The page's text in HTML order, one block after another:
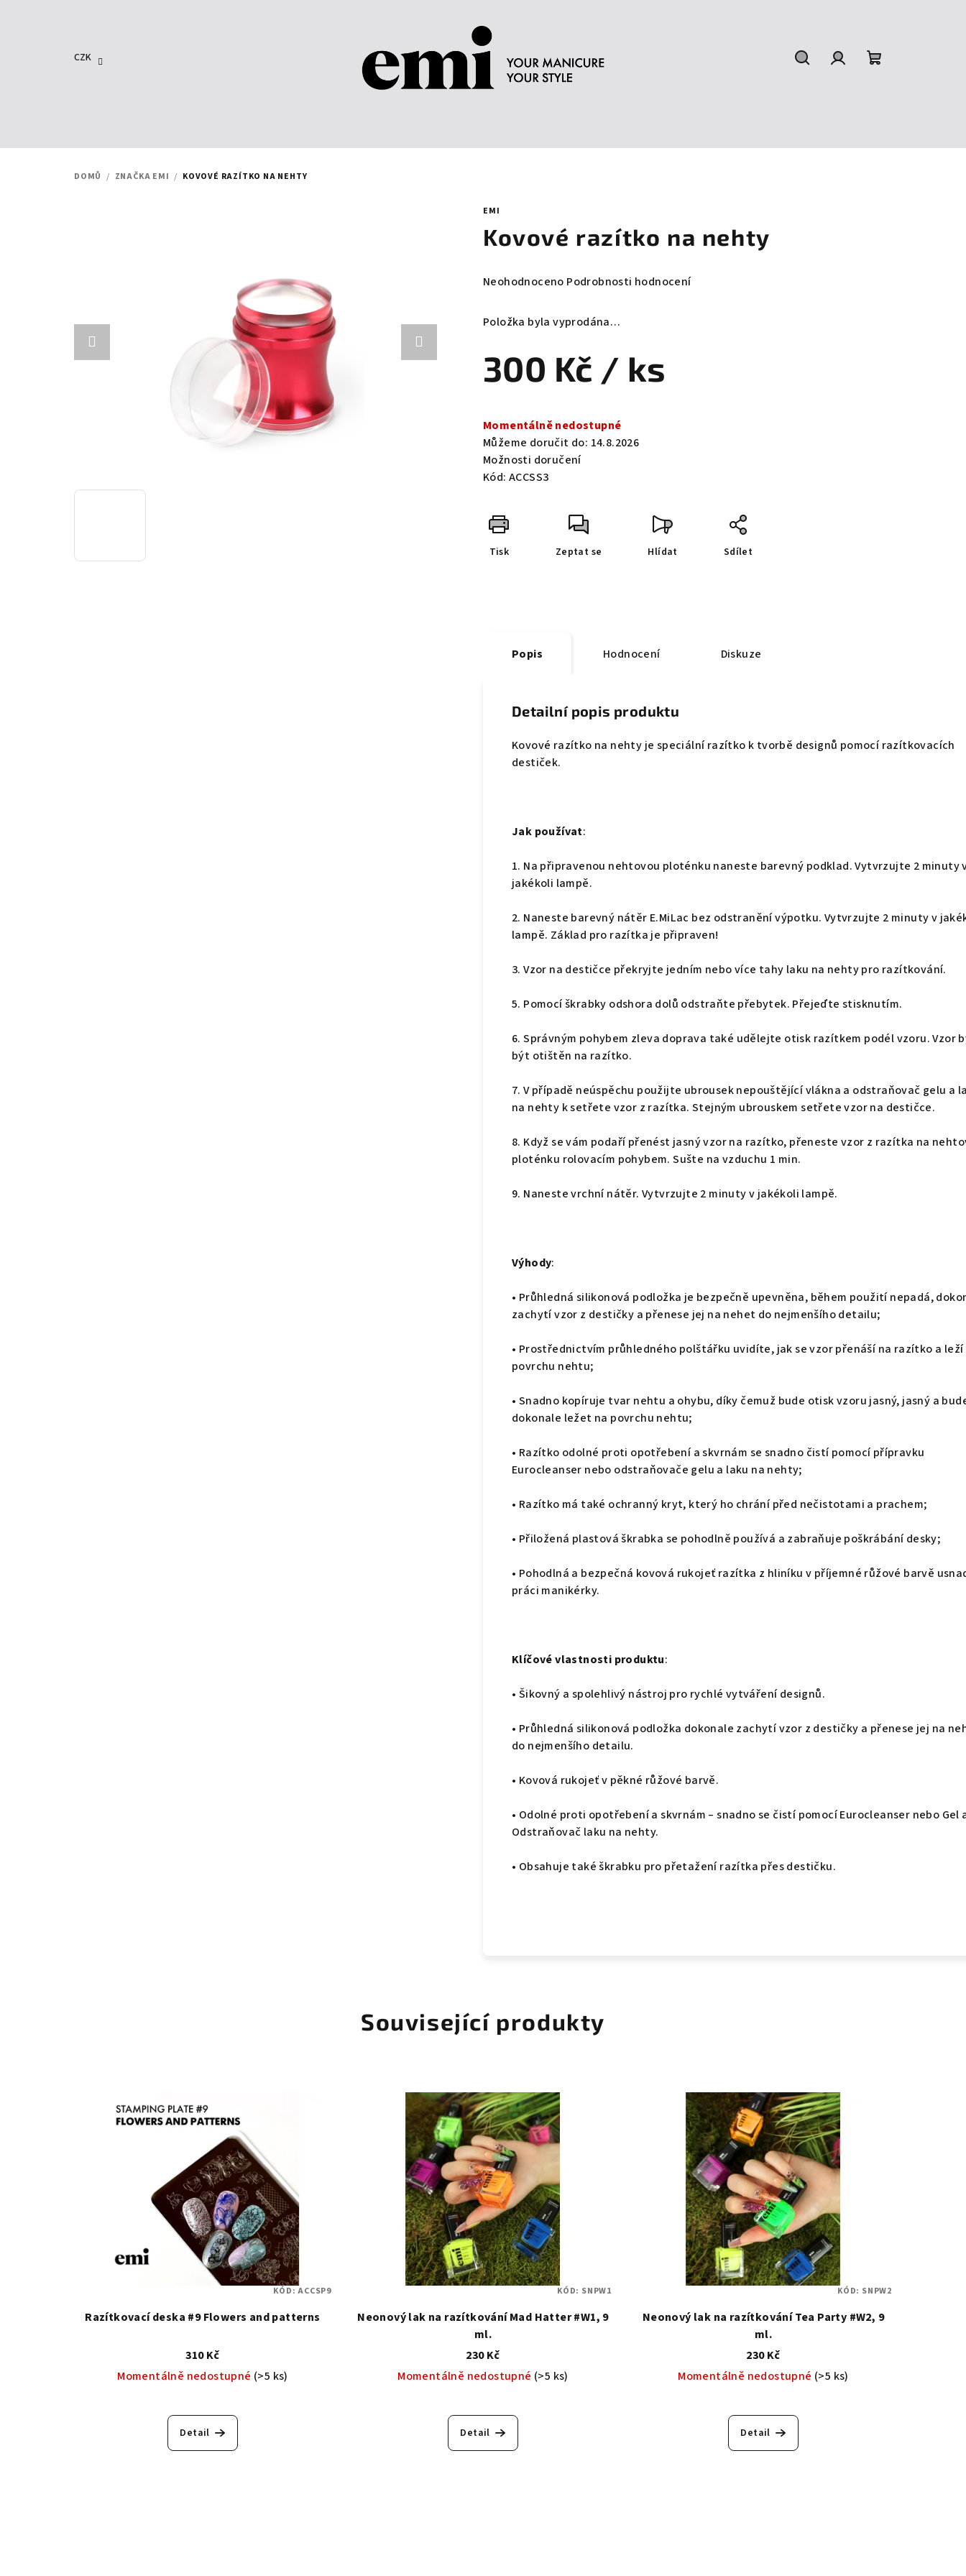
CZK
DOMŮ / ZNAČKA EMI / KOVOVÉ RAZÍTKO NA NEHTY
EMI
Kovové razítko na nehty
Průměrné
produktu
z
5
Neohodnoceno Podrobnosti hodnocení
Položka byla vyprodána…
300 Kč / ks
cena:
Momentálně nedostupné
Můžeme doručit do: 14.8.2026
Možnosti doručení
Kód: ACCSS3
Tisk Zeptat se Hlídat Sdílet
Popis Hodnocení Diskuze
Detailní popis produktu
Kovové razítko na nehty je speciální razítko k tvorbě designů pomocí razítkovacích
destiček.
Jak používat:
1. Na připravenou nehtovou ploténku naneste barevný podklad. Vytvrzujte 2 minuty
jakékoli lampě.
2. Naneste barevný nátěr E.MiLac bez odstranění výpotku. Vytvrzujte 2 minuty v
lampě. Základ pro razítka je připraven!
3. Vzor na destičce překryjte jedním nebo více tahy laku na nehty pro razítkování.
5. Pomocí škrabky odshora dolů odstraňte přebytek. Přejeďte stisknutím.
6. Správným pohybem zleva doprava také udělejte otisk razítkem podél vzoru. Vzor
být otištěn na razítko.
7. V případě neúspěchu použijte ubrousek nepouštějící vlákna a odstraňovač gelu a
na nehty k setřete vzor z razítka. Stejným ubrouskem setřete vzor na destičce.
8. Když se vám podaří přenést jasný vzor na razítko, přeneste vzor z razítka na
ploténku rolovacím pohybem. Sušte na vzduchu 1 min.
9. Naneste vrchní nátěr. Vytvrzujte 2 minuty v jakékoli lampě.
Výhody:
• Průhledná silikonová podložka je bezpečně upevněna, během použití nepadá,
zachytí vzor z destičky a přenese jej na nehet do nejmenšího detailu;
• Prostřednictvím průhledného polštářku uvidíte, jak se vzor přenáší na razítko a leží
povrchu nehtu;
• Snadno kopíruje tvar nehtu a ohybu, díky čemuž bude otisk vzoru jasný, jasný a
dokonale ležet na povrchu nehtu;
• Razítko odolné proti opotřebení a skvrnám se snadno čistí pomocí přípravku
Eurocleanser nebo odstraňovače gelu a laku na nehty;
• Razítko má také ochranný kryt, který ho chrání před nečistotami a prachem;
• Přiložená plastová škrabka se pohodlně používá a zabraňuje poškrábání desky;
• Pohodlná a bezpečná kovová rukojeť razítka z hliníku v příjemné růžové barvě
práci manikérky.
Klíčové vlastnosti produktu:
• Šikovný a spolehlivý nástroj pro rychlé vytváření designů.
• Průhledná silikonová podložka dokonale zachytí vzor z destičky a přenese jej na
do nejmenšího detailu.
• Kovová rukojeť v pěkné růžové barvě.
• Odolné proti opotřebení a skvrnám – snadno se čistí pomocí Eurocleanser nebo Gel
Odstraňovač laku na nehty.
• Obsahuje také škrabku pro přetažení razítka přes destičku.
Související produkty
Razítkovací deska #9 Flowers and patterns
310 Kč
Momentálně nedostupné (>5 ks)
Detail
KÓD:ACCSP9
Neonový lak na razítkování Mad Hatter #W1, 9
ml.
230 Kč
Momentálně nedostupné (>5 ks)
Detail
KÓD: SNPW1
Neonový lak na razítkování Tea Party #W2, 9
ml.
230 Kč
Momentálně nedostupné (>5 ks)
Detail
KÓD: SNPW2